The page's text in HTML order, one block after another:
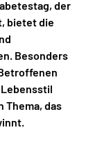
der
bietet die
Besonders
Thema, das